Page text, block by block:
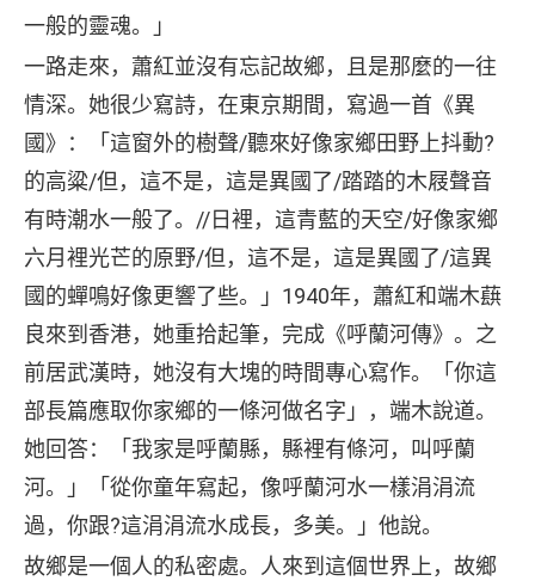
一般的靈魂。」
一路走來，蕭紅並沒有忘記故鄉，且是那麼的一往
情深。她很少寫詩，在東京期間，寫過一首《異
國》：「這窗外的樹聲/聽來好像家鄉田野上抖動?
的高粱/但，這不是，這是異國了/踏踏的木屐聲音
有時潮水一般了。//日裡，這青藍的天空/好像家鄉
六月裡光芒的原野/但，這不是，這是異國了/這異
國的蟬鳴好像更響了些。」1940年，蕭紅和端木蕻
良來到香港，她重拾起筆，完成《呼蘭河傳》。之
前居武漢時，她沒有大塊的時間專心寫作。「你這
部長篇應取你家鄉的一條河做名字」，端木說道。
她回答：「我家是呼蘭縣，縣裡有條河，叫呼蘭
河。」「從你童年寫起，像呼蘭河水一樣涓涓流
過，你跟?這涓涓流水成長，多美。」他說。
故鄉是一個人的私密處。人來到這個世界上，故鄉